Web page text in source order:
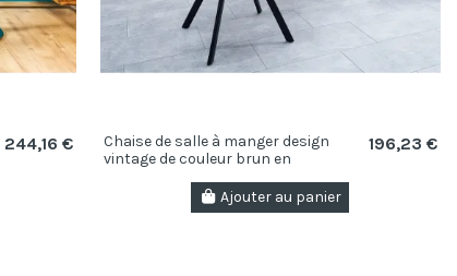
244,16 €
Chaise de salle à manger design
vintage de couleur brun en
196,23 €
Ajouter au panier